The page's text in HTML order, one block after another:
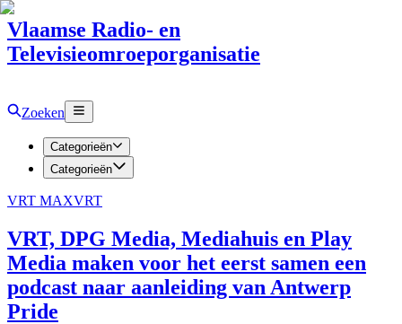
Vlaamse Radio- en
Televisieomroeporganisatie
Zoeken
Categorieën
Categorieën
VRT MAXVRT
VRT, DPG Media, Mediahuis en Play
Media maken voor het eerst samen een
podcast naar aanleiding van Antwerp
Pride